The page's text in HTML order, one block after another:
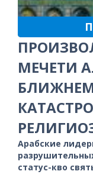
МЕЧЕТИ
Арабские
статус-кво